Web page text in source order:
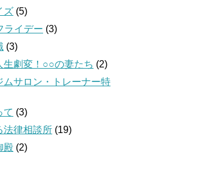
ズ (5)
ライデー (3)
(3)
生劇変！○○の妻たち (2)
ムサロン・トレーナー特
て (3)
法律相談所 (19)
殿 (2)